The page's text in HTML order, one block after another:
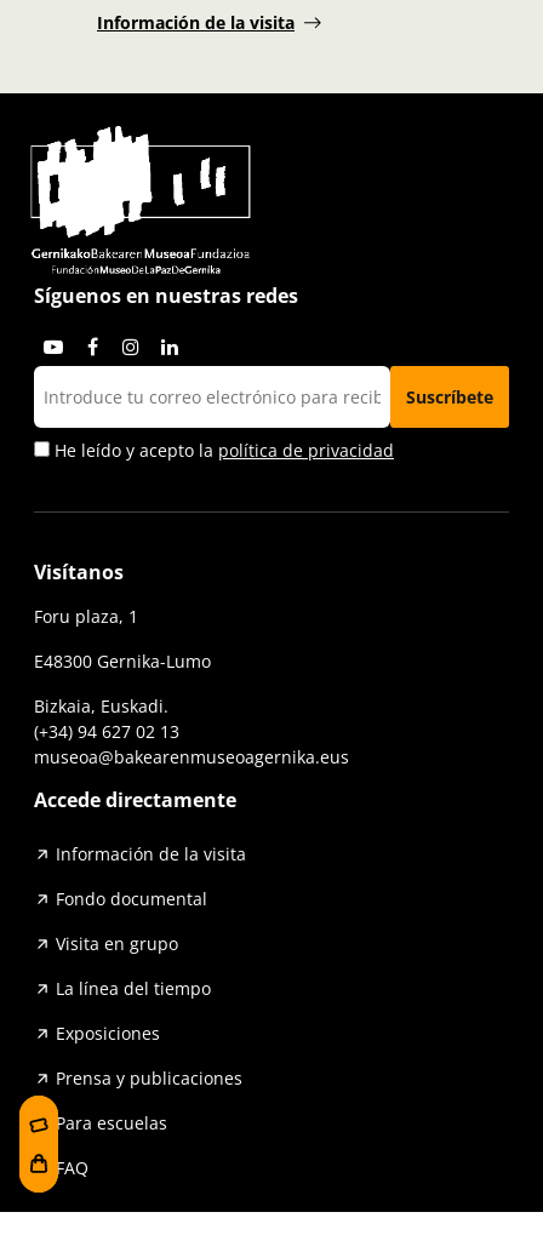
Información de la visita
Síguenos en nuestras redes
He leído y acepto la política de privacidad
Visítanos
Foru plaza, 1
E48300 Gernika-Lumo
Bizkaia, Euskadi.
(+34) 94 627 02 13
museoa@bakearenmuseoagernika.eus
Accede directamente
Información de la visita
Fondo documental
Visita en grupo
La línea del tiempo
Exposiciones
Prensa y publicaciones
Para escuelas
FAQ